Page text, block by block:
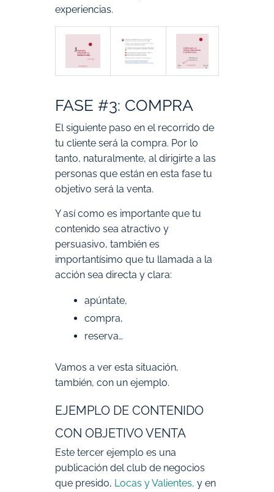
experiencias.
FASE #3: COMPRA
El siguiente paso en el recorrido de
tu cliente será la compra. Por lo
tanto, naturalmente, al dirigirte a las
personas que están en esta fase tu
objetivo será la venta.
Y así como es importante que tu
contenido sea atractivo y
persuasivo, también es
importantísimo que tu llamada a la
acción sea directa y clara:
apúntate,
compra,
reserva…
Vamos a ver esta situación,
también, con un ejemplo.
EJEMPLO DE CONTENIDO
CON OBJETIVO VENTA
Este tercer ejemplo es una
publicación del club de negocios
que presido, Locas y Valientes, y en